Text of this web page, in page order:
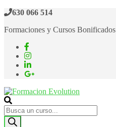
Saltar
contenido
630 066 514
Formaciones y Cursos Bonificados
Formacion Evolution
Cursos de formación continua
Búsqueda
de